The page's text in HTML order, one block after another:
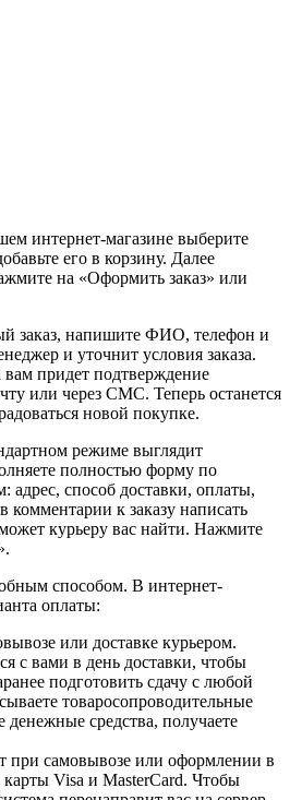
интернет-магазине выберите
его в корзину. Далее
на «Оформить заказ» или
заказ, напишите ФИО, телефон и
и уточнит условия заказа.
вам придет подтверждение
или через СМС. Теперь останется
новой покупке.
режиме выглядит
полностью форму по
адрес, способ доставки, оплаты,
комментарии к заказу написать
курьеру вас найти. Нажмите
способом. В интернет-
оплаты:
или доставке курьером.
с вами в день доставки, чтобы
подготовить сдачу с любой
товаросопроводительные
денежные средства, получаете
при самовывозе или оформлении в
карты Visa и MasterCard. Чтобы